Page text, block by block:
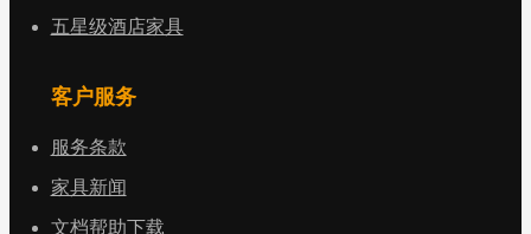
五星级酒店家具
客户服务
服务条款
家具新闻
文档帮助下载